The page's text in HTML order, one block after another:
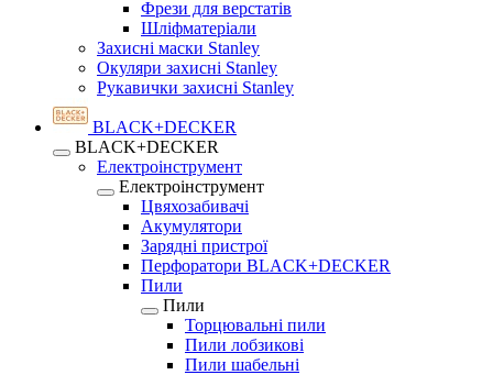
Фрези для верстатів
Шліфматеріали
Захисні маски Stanley
Окуляри захисні Stanley
Рукавички захисні Stanley
BLACK+DECKER
BLACK+DECKER
Електроінструмент
Електроінструмент
Цвяхозабивачі
Акумулятори
Зарядні пристрої
Перфоратори BLACK+DECKER
Пили
Пили
Торцювальні пили
Пили лобзикові
Пили шабельні